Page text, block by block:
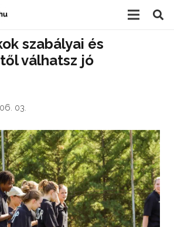
szabályai és
válhatsz jó
03.